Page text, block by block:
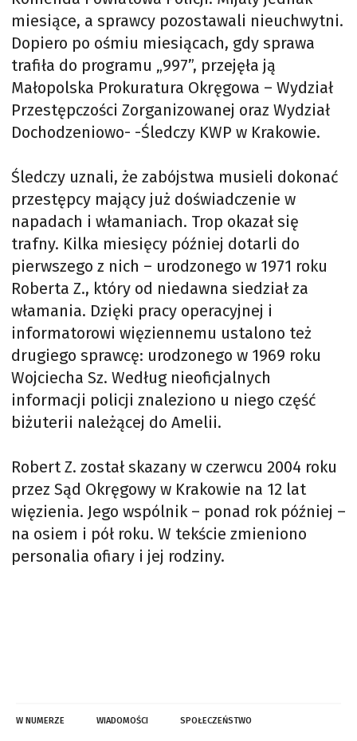
miesiące, a sprawcy pozostawali nieuchwytni.
Dopiero po ośmiu miesiącach, gdy sprawa
trafiła do programu „997”, przejęła ją
Małopolska Prokuratura Okręgowa – Wydział
Przestępczości Zorganizowanej oraz Wydział
Dochodzeniowo- -Śledczy KWP w Krakowie.
Śledczy uznali, że zabójstwa musieli dokonać
przestępcy mający już doświadczenie w
napadach i włamaniach. Trop okazał się
trafny. Kilka miesięcy później dotarli do
pierwszego z nich – urodzonego w 1971 roku
Roberta Z., który od niedawna siedział za
włamania. Dzięki pracy operacyjnej i
informatorowi więziennemu ustalono też
drugiego sprawcę: urodzonego w 1969 roku
Wojciecha Sz. Według nieoficjalnych
informacji policji znaleziono u niego część
biżuterii należącej do Amelii.
Robert Z. został skazany w czerwcu 2004 roku
przez Sąd Okręgowy w Krakowie na 12 lat
więzienia. Jego wspólnik – ponad rok później –
na osiem i pół roku. W tekście zmieniono
personalia ofiary i jej rodziny.
W NUMERZE WIADOMOŚCI SPOŁECZEŃSTWO